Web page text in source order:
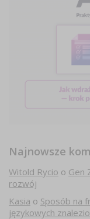
Najnowsze
Witold Rycio o Gen
rozwój
Kasia o Sposób na
językowych